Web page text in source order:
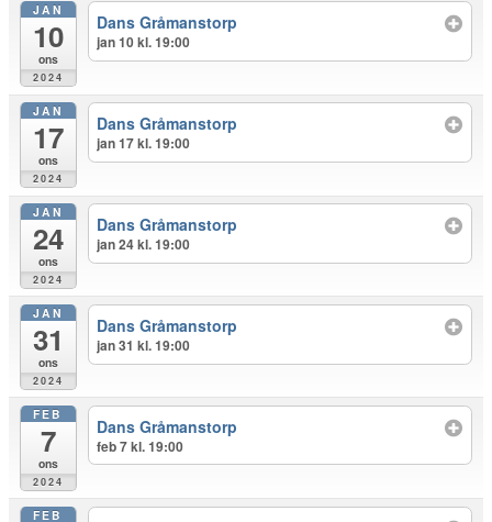
JAN
10
ons
2024
Dans Gråmanstorp
jan 10 kl. 19:00
JAN
17
ons
2024
Dans Gråmanstorp
jan 17 kl. 19:00
JAN
24
ons
2024
Dans Gråmanstorp
jan 24 kl. 19:00
JAN
31
ons
2024
Dans Gråmanstorp
jan 31 kl. 19:00
FEB
7
ons
2024
Dans Gråmanstorp
feb 7 kl. 19:00
FEB